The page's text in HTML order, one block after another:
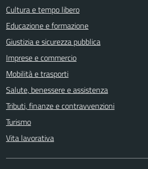
Cultura e tempo libero
Educazione e formazione
Giustizia e sicurezza pubblica
Imprese e commercio
Mobilità e trasporti
Salute, benessere e assistenza
Tributi, finanze e contravvenzioni
Turismo
Vita lavorativa